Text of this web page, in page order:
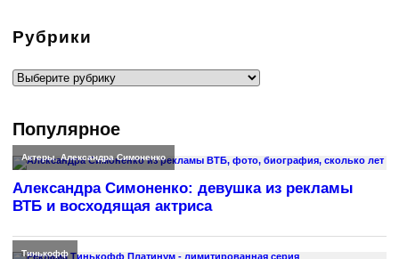
Рубрики
Рубрики
Популярное
Актеры,Александра Симоненко
Александра Симоненко: девушка из рекламы
ВТБ и восходящая актриса
Тинькофф